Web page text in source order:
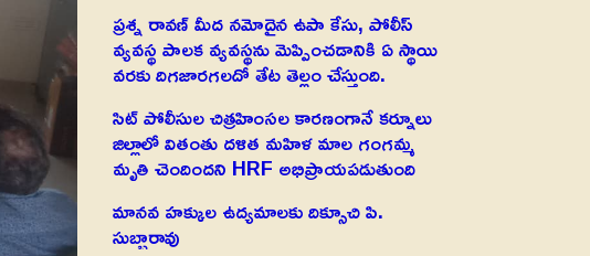
ప్రశ్న రావణ్ మీద నమోదైన ఉపా కేసు, పోలీస్
వ్యవస్థ పాలక వ్యవస్థను మెప్పించడానికి ఏ స్థాయి
వరకు దిగజారగలదో తేట తెల్లం చేస్తుంది.
సిట్ పోలీసుల చిత్రహింసల కారణంగానే కర్నూలు
జిల్లాలో వితంతు దళిత మహిళ మాల గంగమ్మ
మృతి చెందిందని HRF అభిప్రాయపడుతుంది
మానవ హక్కుల ఉద్యమాలకు దిక్సూచి పి.
సుబ్బారావు